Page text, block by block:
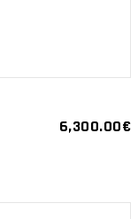
6,300.00€